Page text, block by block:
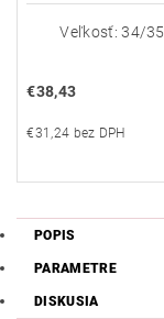
Veľkosť: 34/35
€38,43
€31,24 bez DPH
POPIS
PARAMETRE
DISKUSIA